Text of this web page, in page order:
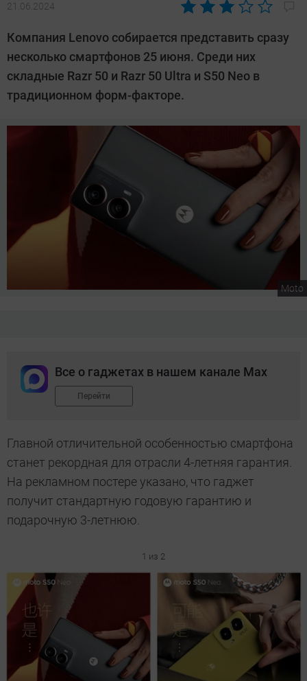
21.06.2024
Автор:
Калашников
Компания Lenovo собирается представить сразу
несколько смартфонов 25 июня. Среди них
складные Razr 50 и Razr 50 Ultra и S50 Neo в
традиционном форм-факторе.
Moto
Все о гаджетах в нашем канале Max
Перейти
Главной отличительной особенностью смартфона
станет рекордная для отрасли 4-летняя гарантия.
На рекламном постере указано, что гаджет
получит стандартную годовую гарантию и
подарочную 3-летнюю.
1 из 2